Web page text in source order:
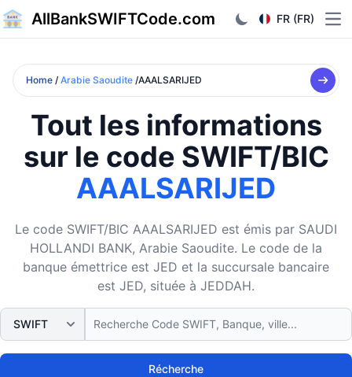
AllBankSWIFTCode.com FR (FR)
Home / Arabie Saoudite /AAALSARIJED
Tout les informations
sur le code SWIFT/BIC
AAALSARIJED
Le code SWIFT/BIC AAALSARIJED est émis par SAUDI
HOLLANDI BANK, Arabie Saoudite. Le code de la
banque émettrice est JED et la succursale bancaire
est JED, située à JEDDAH.
Récherche